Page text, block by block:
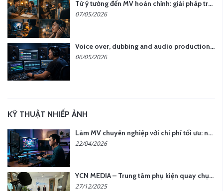
Từ ý tưởng đến MV hoàn chỉnh: giải pháp trọn gói tại YCN Media
07/05/2026
Voice over, dubbing and audio production services in Vietnam for global content
06/05/2026
KỸ THUẬT NHIẾP ẢNH
Làm MV chuyên nghiệp với chi phí tối ưu: nên chọn quay thực tế hay video AI?
22/04/2026
YCN MEDIA – Trung tâm phụ kiện quay chụp tại Hà Nội
27/12/2025